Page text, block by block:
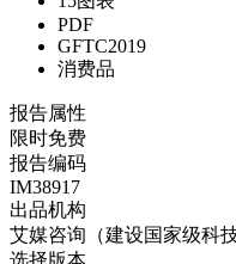
PDF
GFTC2019
消费品
报告属性
限时免费
报告编码
IM38917
出品机构
艾媒咨询（建设国家级科